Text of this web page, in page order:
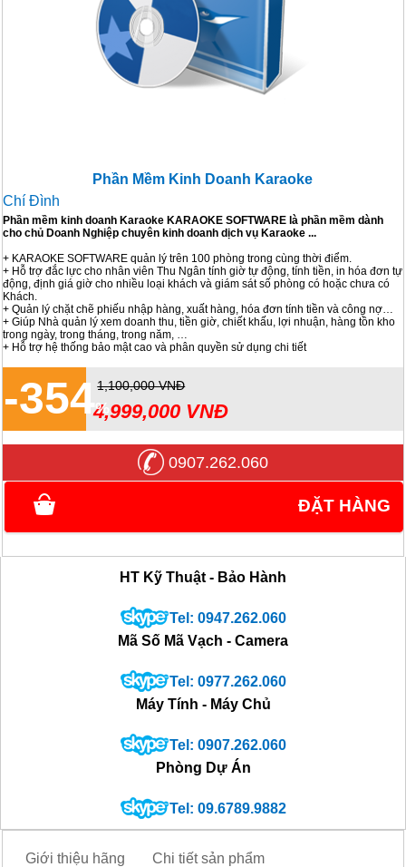
Phần Mềm Kinh Doanh Karaoke
Chí Đình
Phần mềm kinh doanh Karaoke KARAOKE SOFTWARE là phần mềm dành
cho chủ Doanh Nghiệp chuyên kinh doanh dịch vụ Karaoke ...
+ KARAOKE SOFTWARE quản lý trên 100 phòng trong cùng thời điểm.
+ Hỗ trợ đắc lực cho nhân viên Thu Ngân tính giờ tự động, tính tiền, in hóa đơn tự
động, định giá giờ cho nhiều loại khách và giám sát số phòng có hoặc chưa có
Khách.
+ Quản lý chặt chẽ phiếu nhập hàng, xuất hàng, hóa đơn tính tiền và công nợ…
+ Giúp Nhà quản lý xem doanh thu, tiền giờ, chiết khấu, lợi nhuận, hàng tồn kho
trong ngày, trong tháng, trong năm, …
+ Hỗ trợ hệ thống bảo mật cao và phân quyền sử dụng chi tiết
4,999,000 VNĐ
1,100,000 VNĐ
-354
0907.262.060
ĐẶT HÀNG
HT Kỹ Thuật - Bảo Hành
Tel: 0947.262.060
Mã Số Mã Vạch - Camera
Tel: 0977.262.060
Máy Tính - Máy Chủ
Tel: 0907.262.060
Phòng Dự Án
Tel: 09.6789.9882
Giới thiệu hãng Chi tiết sản phẩm